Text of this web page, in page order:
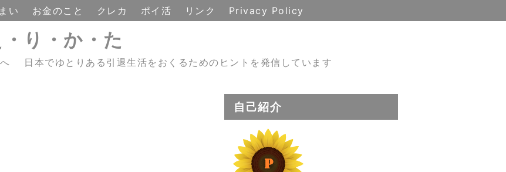
い お金のこと クレカ ポイ活 リンク Privacy Policy
り・か・た
日本でゆとりある引退生活をおくるためのヒントを発信しています
自己紹介